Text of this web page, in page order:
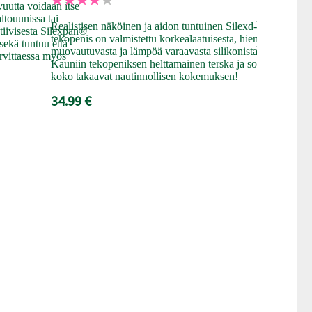
voidaan itse
tai
Silexpan®
tuntuu että
myös
Realistisen näköinen ja aidon tuntuinen Silexd-
tekopenis on valmistettu korkealaatuisesta, hieman
muovautuvasta ja lämpöä varaavasta silikonista.
Kauniin tekopeniksen helttamainen terska ja sopiva
koko takaavat nautinnollisen kokemuksen!
34.99 €